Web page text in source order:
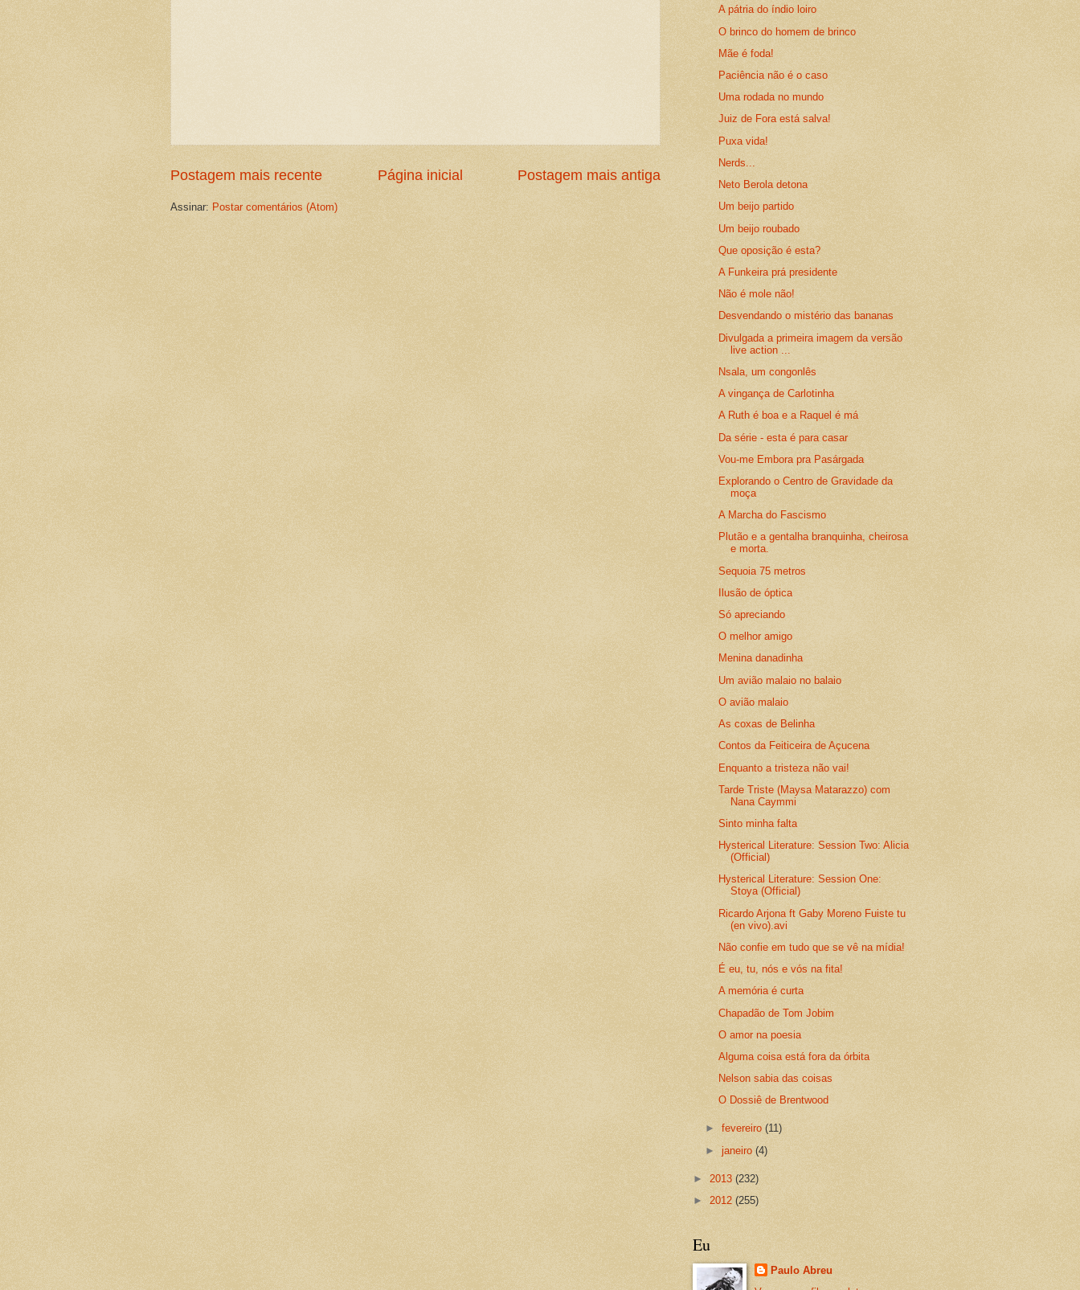
Postagem mais recente Postagem mais antiga
Página inicial
Assinar: Postar comentários (Atom)
A pátria do índio loiro
O brinco do homem de brinco
Mãe é foda!
Paciência não é o caso
Uma rodada no mundo
Juiz de Fora está salva!
Puxa vida!
Nerds...
Neto Berola detona
Um beijo partido
Um beijo roubado
Que oposição é esta?
A Funkeira prá presidente
Não é mole não!
Desvendando o mistério das bananas
Divulgada a primeira imagem da versão
live action ...
Nsala, um congonlês
A vingança de Carlotinha
A Ruth é boa e a Raquel é má
Da série - esta é para casar
Vou-me Embora pra Pasárgada
Explorando o Centro de Gravidade da
moça
A Marcha do Fascismo
Plutão e a gentalha branquinha, cheirosa
e morta.
Sequoia 75 metros
Ilusão de óptica
Só apreciando
O melhor amigo
Menina danadinha
Um avião malaio no balaio
O avião malaio
As coxas de Belinha
Contos da Feiticeira de Açucena
Enquanto a tristeza não vai!
Tarde Triste (Maysa Matarazzo) com
Nana Caymmi
Sinto minha falta
Hysterical Literature: Session Two: Alicia
(Official)
Hysterical Literature: Session One:
Stoya (Official)
Ricardo Arjona ft Gaby Moreno Fuiste tu
(en vivo).avi
Não confie em tudo que se vê na mídia!
É eu, tu, nós e vós na fita!
A memória é curta
Chapadão de Tom Jobim
O amor na poesia
Alguma coisa está fora da órbita
Nelson sabia das coisas
O Dossiê de Brentwood
►fevereiro(11)
►janeiro(4)
► 2013 (232)
► 2012 (255)
Eu
Paulo Abreu